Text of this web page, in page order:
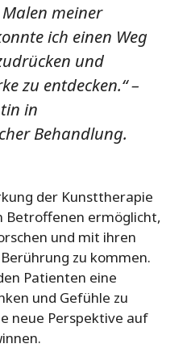
meiner
ich einen Weg
und
zu entdecken.“ –
in
Behandlung.
der Kunsttherapie
Betroffenen ermöglicht,
und mit ihren
zu kommen.
Patienten eine
und Gefühle zu
neue Perspektive auf